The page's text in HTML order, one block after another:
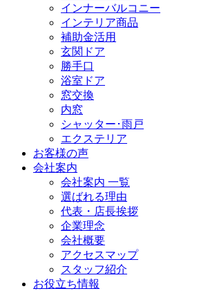
インナーバルコニー
インテリア商品
補助金活用
玄関ドア
勝手口
浴室ドア
窓交換
内窓
シャッター･雨戸
エクステリア
お客様の声
会社案内
会社案内 一覧
選ばれる理由
代表・店長挨拶
企業理念
会社概要
アクセスマップ
スタッフ紹介
お役立ち情報